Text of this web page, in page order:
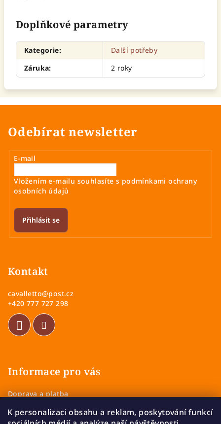
K personalizaci obsahu a reklam, poskytování funkcí
Doplňkové parametry
Kategorie:
Další potřeby
Záruka: 2 roky
Odebírat newsletter
E-mail
Vložením e-mailu souhlasíte s podmínkami ochrany
osobních údajů
Přihlásit se
Kontakt
cavalletto@post.cz
+420 777 727 298
Informace pro vás
Doprava a platba
Zásady ochrany osobních údajů